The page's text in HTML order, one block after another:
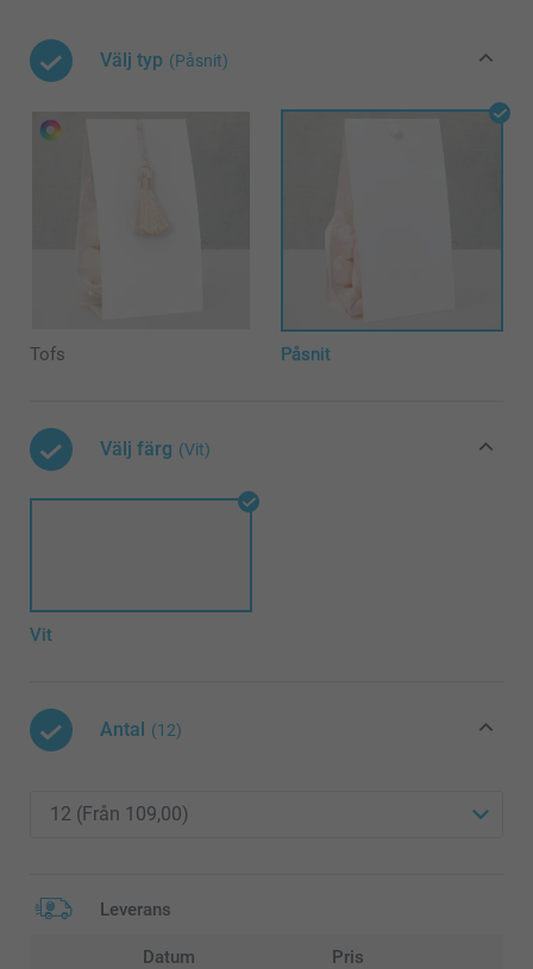
Välj typ (Påsnit)
Tofs Påsnit
Välj färg (Vit)
Vit
Antal (12)
Leverans
Datum Pris